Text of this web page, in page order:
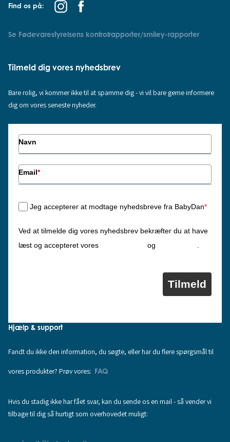
Find os på:
Se Fødevarestyrelsens kontrolrapporter/smiley-rapporter
Tilmeld dig vores nyhedsbrev
Bare rolig, vi kommer ikke til at spamme dig - vi vil bare gerne informere
dig om vores seneste nyheder.
Navn
Email*
Jeg accepterer at modtage nyhedsbreve fra BabyDan*
Ved at tilmelde dig vores nyhedsbrev bekræfter du at have
læst og accepteret vores
og .
Tilmeld
Hjælp & support
Fandt du ikke den information, du søgte, eller har du flere spørgsmål til
vores produkter? Prøv vores: FAQ
Hvis du stadig ikke har fået svar, kan du sende os en mail - så vender vi
tilbage til dig så hurtigt som overhovedet muligt: